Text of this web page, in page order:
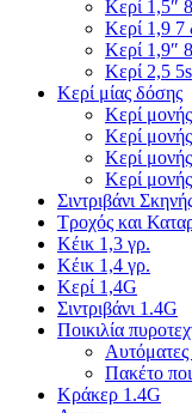
Κερί 1,5″
Κερί 1,9 7
Κερί 1,9″
Κερί 2,5 5s
Κερί μίας δόσης
Κερί
Κερί
Κερί
Κερί
Σιντριβάνι
Τροχός και
Κέικ 1,3 γρ.
Κέικ 1,4 γρ.
Κερί 1,4G
Σιντριβάνι 1.4G
Ποικιλία
Αυτόματες
Πακέτο
Κράκερ 1.4G